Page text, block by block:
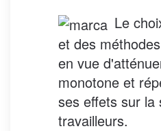
Le
et des
en vue
monotone et
ses effets sur la
travailleurs.